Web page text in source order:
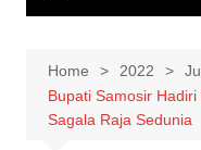
Home 2022
Bupati Samosir
Sagala Raja Sedunia